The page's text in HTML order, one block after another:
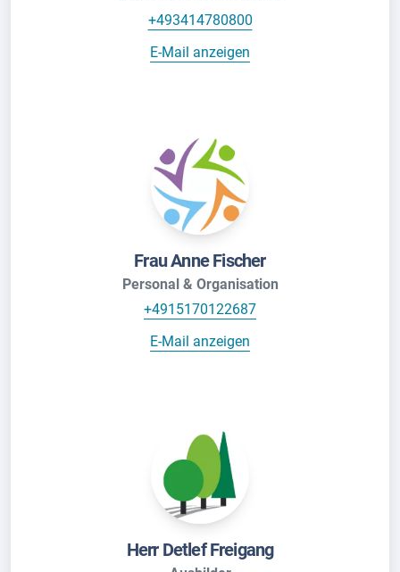
+493414780800
E-Mail anzeigen
Frau Anne Fischer
Personal & Organisation
+4915170122687
E-Mail anzeigen
Herr Detlef Freigang